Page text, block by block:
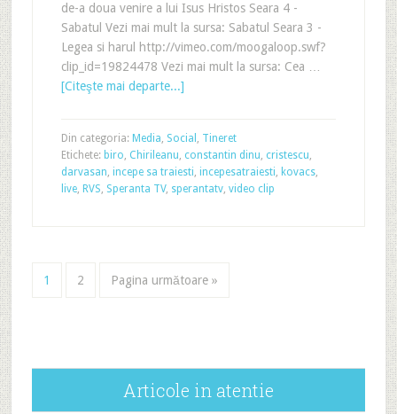
de-a doua venire a lui Isus Hristos Seara 4 -
Sabatul Vezi mai mult la sursa: Sabatul Seara 3 -
Legea si harul http://vimeo.com/moogaloop.swf?
clip_id=19824478 Vezi mai mult la sursa: Cea …
[Citeşte mai departe...]
Din categoria: Media, Social , Tineret
Etichete: biro, Chirileanu, constantin dinu, cristescu,
darvasan, incepe sa traiesti, incepesatraiesti, kovacs,
live, RVS, Speranta TV, sperantatv, video clip
1 2 Pagina următoare »
Articole in atentie